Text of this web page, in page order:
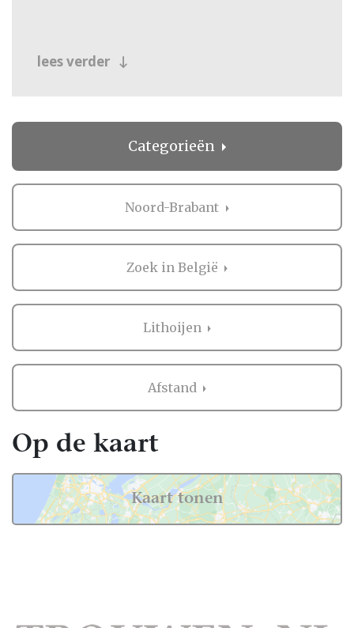
lees verder
Categorieën
Noord-Brabant
Zoek in België
Lithoijen
Afstand
Op de kaart
Kaart tonen